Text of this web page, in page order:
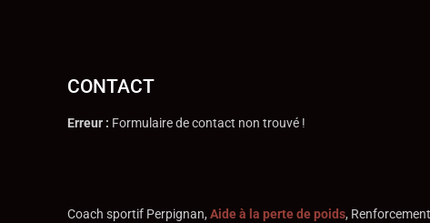
CONTACT
Erreur : Formulaire de contact non trouvé !
Coach sportif Perpignan,Aideà la perte de poids,